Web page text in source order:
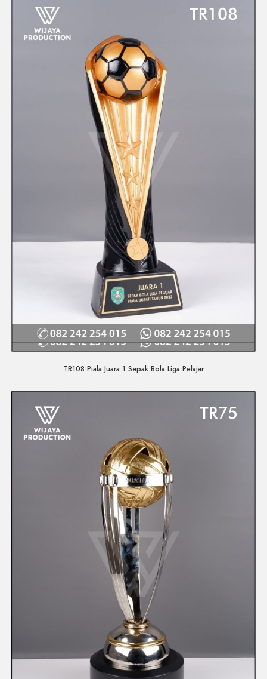
Quick View
TR108 Piala Juara 1 Sepak Bola Liga Pelajar